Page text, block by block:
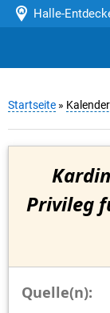
Halle-
Startseite »
Privileg
Quelle(n):